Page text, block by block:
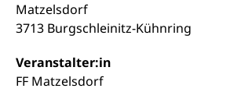
Matzelsdorf
3713 Burgschleinitz-Kühnring
Veranstalter:in
FF Matzelsdorf